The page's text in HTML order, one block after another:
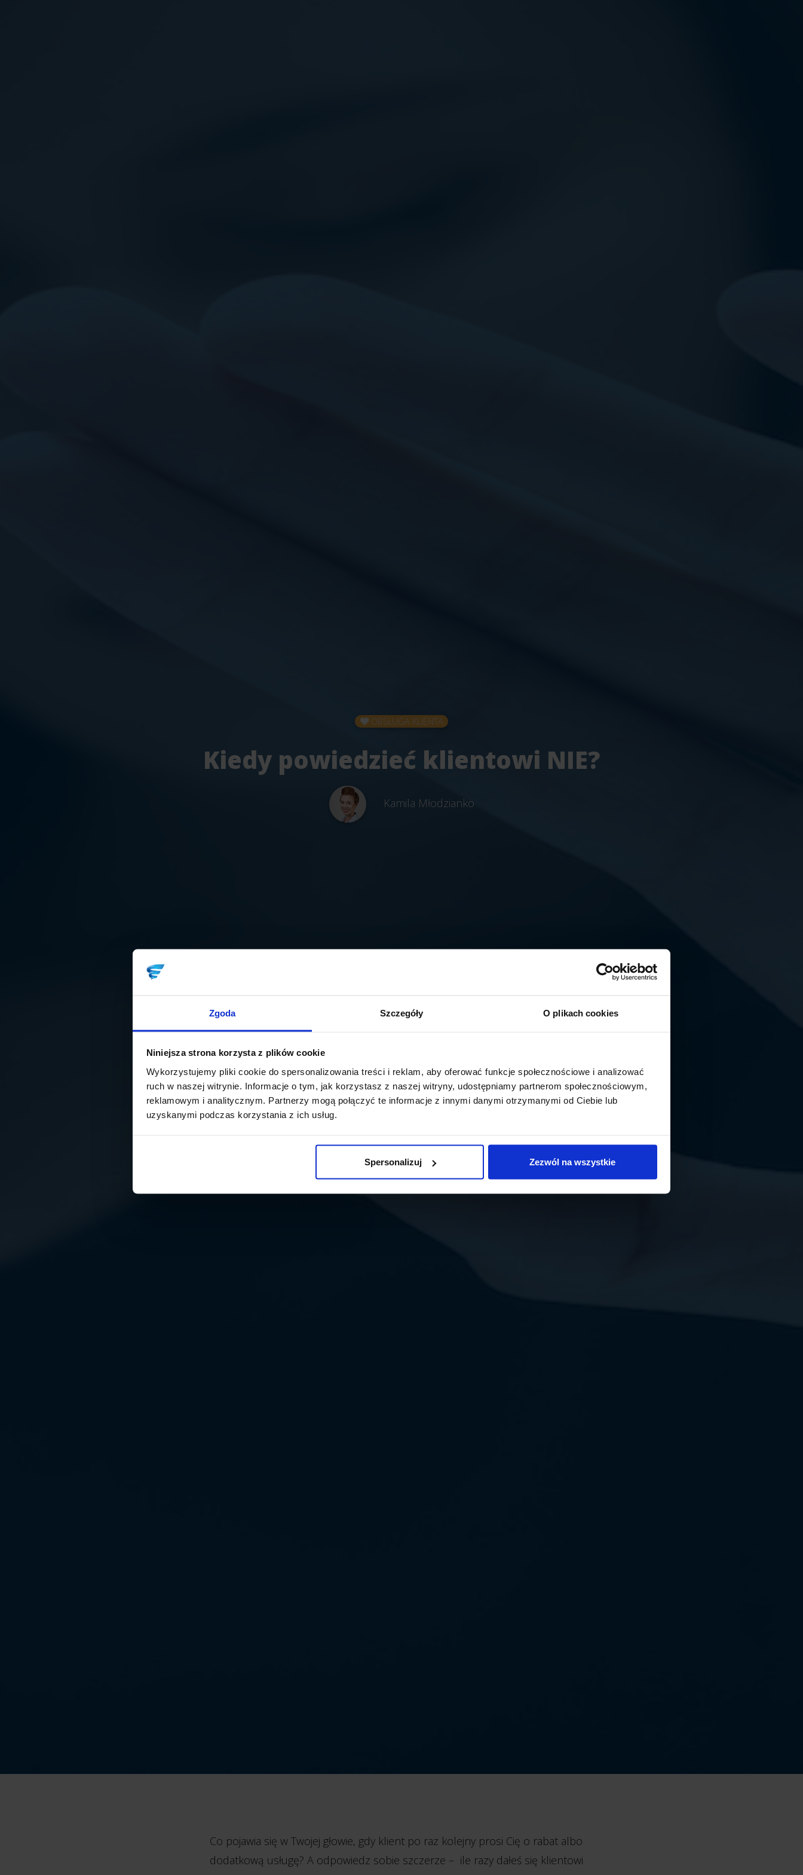
Zgoda Szczegóły O plikach cookies
Niniejsza strona korzysta z plików cookie
Wykorzystujemy pliki cookie do spersonalizowania treści i reklam, aby oferować funkcje społecznościowe i analizować
ruch w naszej witrynie. Informacje o tym, jak korzystasz z naszej witryny, udostępniamy partnerom społecznościowym,
reklamowym i analitycznym. Partnerzy mogą połączyć te informacje z innymi danymi otrzymanymi od Ciebie lub
uzyskanymi podczas korzystania z ich usług.
Spersonalizuj Zezwól na wszystkie
OBSŁUGA KLIENTA
Kiedy powiedzieć klientowi NIE?
Kamila Młodzianko
Co pojawia się w Twojej głowie, gdy klient po raz kolejny prosi Cię o rabat albo
dodatkową usługę? A odpowiedz sobie szczerze – ile razy dałeś się klientowi